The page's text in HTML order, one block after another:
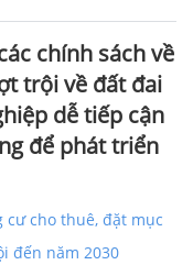
chính sách về
trội về đất đai
dễ tiếp cận
để phát triển
cư cho thuê, đặt mục
đến năm 2030